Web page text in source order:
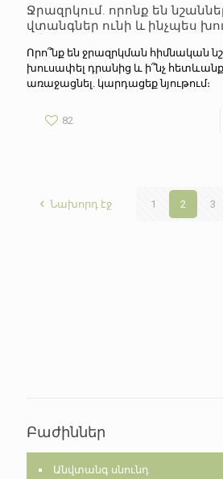
Ջրազրկում. որոնք են
վտանգներ ունի և ինչպես
Որո՞նք են ջրազրկման հիմնական
խուսափել դրանից և ի՞նչ
առաջացնել. կարդացեք նյութում։
82
Նախորդ էջ 1 2 3
Բաժիններ
Անվտանգ սնունդ